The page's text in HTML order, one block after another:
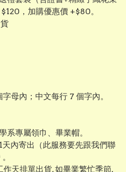
，加購優惠價 +$80。
母內；中文每行 7 個字內。
系專屬領巾、畢業帽。
內寄出（此服務要先跟我們聯
天排單出貨, 如畢業繁忙季節,